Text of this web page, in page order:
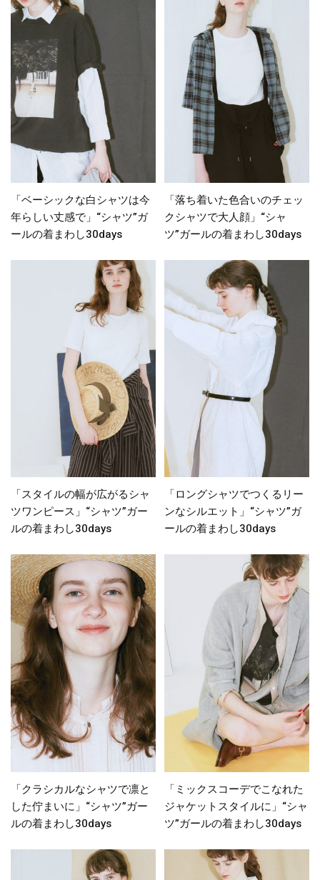
「ベーシックな白シャツは今
年らしい丈感で」“シャツ”ガ
ールの着まわし30days
「落ち着いた色合いのチェッ
クシャツで大人顔」“シャ
ツ”ガールの着まわし30days
「スタイルの幅が広がるシャ
ツワンピース」“シャツ”ガー
ルの着まわし30days
「ロングシャツでつくるリー
ンなシルエット」“シャツ”ガ
ールの着まわし30days
「クラシカルなシャツで凛と
した佇まいに」“シャツ”ガー
ルの着まわし30days
「ミックスコーデでこなれた
ジャケットスタイルに」“シャ
ツ”ガールの着まわし30days